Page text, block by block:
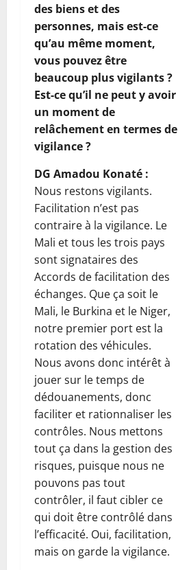
des biens et des
personnes, mais est-ce
qu’au même moment,
vous pouvez être
beaucoup plus vigilants ?
Est-ce qu’il ne peut y avoir
un moment de
relâchement en termes de
vigilance ?
DG Amadou Konaté :
Nous restons vigilants.
Facilitation n’est pas
contraire à la vigilance. Le
Mali et tous les trois pays
sont signataires des
Accords de facilitation des
échanges. Que ça soit le
Mali, le Burkina et le Niger,
notre premier port est la
rotation des véhicules.
Nous avons donc intérêt à
jouer sur le temps de
dédouanements, donc
faciliter et rationnaliser les
contrôles. Nous mettons
tout ça dans la gestion des
risques, puisque nous ne
pouvons pas tout
contrôler, il faut cibler ce
qui doit être contrôlé dans
l’efficacité. Oui, facilitation,
mais on garde la vigilance.